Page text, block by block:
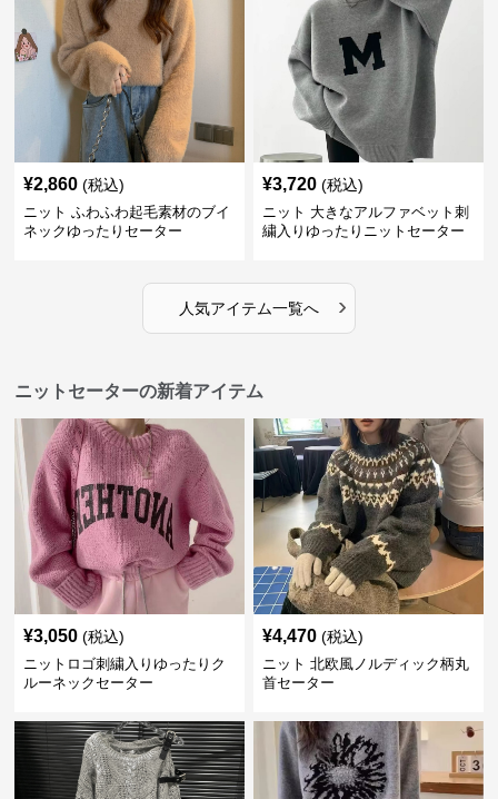
¥2,860 (税込)
ニット ふわふわ起毛素材のブイ
ネックゆったりセーター
¥3,720 (税込)
ニット 大きなアルファベット刺
繍入りゆったりニットセーター
人気アイテム一覧へ ›
ニットセーターの新着アイテム
¥3,050 (税込)
ニットロゴ刺繍入りゆったりク
ルーネックセーター
¥4,470 (税込)
ニット 北欧風ノルディック柄丸
首セーター